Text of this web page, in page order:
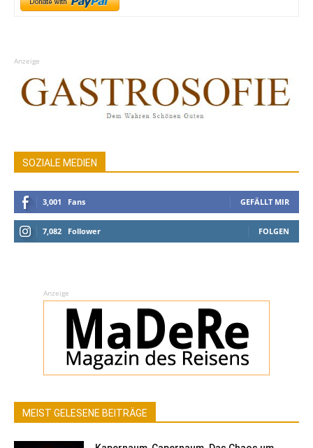
Anzeige
SOZIALE MEDIEN
3,001 Fans GEFÄLLT MIR
7,082 Follower FOLGEN
Anzeige
MEIST GELESENE BEITRÄGE